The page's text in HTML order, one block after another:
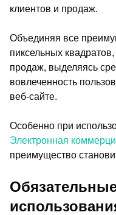
клиентов и продаж.
Объединяя все
пиксельных
продаж, выделяясь
вовлеченность
веб-сайте.
Особенно при
Электронная
преимущество